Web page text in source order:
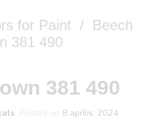
for Paint / Beech
381 490
381 490
Posted on 8 aprīlis, 2024